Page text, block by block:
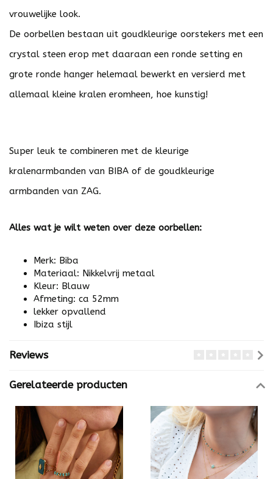
vrouwelijke look.
De oorbellen bestaan uit goudkleurige oorstekers met een
crystal steen erop met daaraan een ronde setting en
grote ronde hanger helemaal bewerkt en versierd met
allemaal kleine kralen eromheen, hoe kunstig!
Super leuk te combineren met de kleurige
kralenarmbanden van BIBA of de goudkleurige
armbanden van ZAG.
Alles wat je wilt weten over deze oorbellen:
Merk: Biba
Materiaal: Nikkelvrij metaal
Kleur: Blauw
Afmeting: ca 52mm
lekker opvallend
Ibiza stijl
Reviews
Gerelateerde producten